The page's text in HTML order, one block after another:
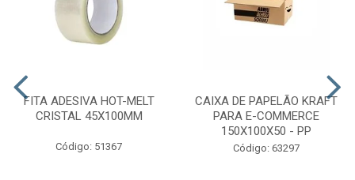
FITA ADESIVA HOT-MELT
CRISTAL 45X100MM
Código: 51367
CAIXA DE PAPELÃO KRAFT
PARA E-COMMERCE
150X100X50 - PP
Código: 63297